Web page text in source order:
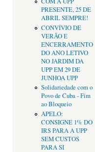
PRESENTE, 25 DE
ABRIL SEMPRE!
CONVÍVIO DE
VERÃO E
ENCERRAMENTO
DO ANO LETIVO
NO JARDIM DA
UPP EM 29 DE
JUNHOA UPP
Solidariedade com o
Povo de Cuba - Fim
ao Bloqueio
APELO:
CONSIGNE 1% DO
IRS PARA A UPP
SEM CUSTOS
PARA SI